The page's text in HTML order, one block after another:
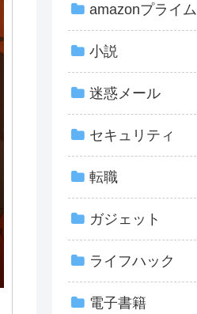
amazonプライム
小説
迷惑メール
セキュリティ
転職
ガジェット
ライフハック
電子書籍